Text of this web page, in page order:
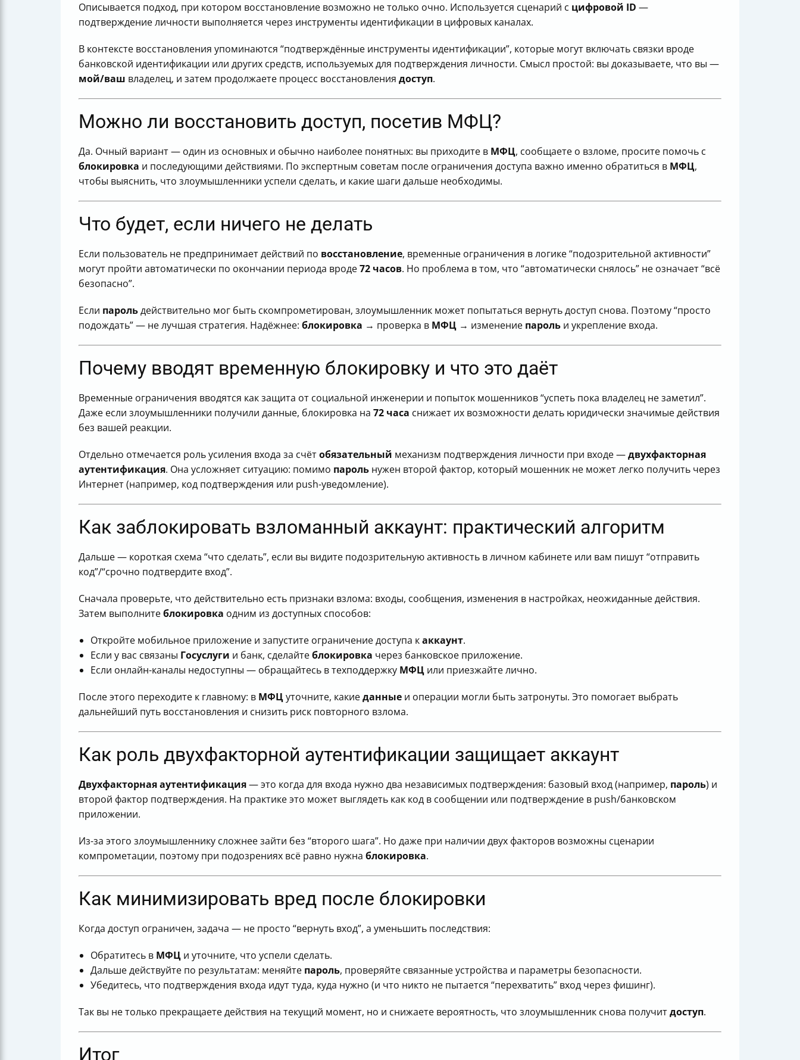
Описывается подход, при котором восстановление возможно не только очно. Используется сценарий с цифровой ID —
подтверждение личности выполняется через инструменты идентификации в цифровых каналах.
В контексте восстановления упоминаются “подтверждённые инструменты идентификации”, которые могут включать связки вроде
банковской идентификации или других средств, используемых для подтверждения личности. Смысл простой: вы доказываете, что вы —
мой/ваш владелец, и затем продолжаете процесс восстановления доступ.
Можно ли восстановить доступ, посетив МФЦ?
Да. Очный вариант — один из основных и обычно наиболее понятных: вы приходите в МФЦ, сообщаете о взломе, просите помочь с
блокировка и последующими действиями. По экспертным советам после ограничения доступа важно именно обратиться в МФЦ,
чтобы выяснить, что злоумышленники успели сделать, и какие шаги дальше необходимы.
Что будет, если ничего не делать
Если пользователь не предпринимает действий по восстановление, временные ограничения в логике “подозрительной активности”
могут пройти автоматически по окончании периода вроде72 часов. Но проблема в том, что “автоматически снялось” не означает “всё
безопасно”.
Если парольдействительно мог быть скомпрометирован, злоумышленник может попытаться вернуть доступ снова. Поэтому “просто
подождать” — не лучшая стратегия. Надёжнее: блокировка → проверка в МФЦ → изменение пароль и укрепление входа.
Почему вводят временную блокировку и что это даёт
Временные ограничения вводятся как защита от социальной инженерии и попыток мошенников “успеть пока владелец не заметил”.
Даже если злоумышленники получили данные, блокировка на 72 часа снижает их возможности делать юридически значимые действия
без вашей реакции.
Отдельно отмечается роль усиления входа за счётобязательный механизм подтверждения личности при входе —двухфакторная
аутентификация. Она усложняет ситуацию: помимо пароль нужен второй фактор, который мошенник не может легко получить через
Интернет (например, код подтверждения или push-уведомление).
Как заблокировать взломанный аккаунт: практический алгоритм
Дальше — короткая схема “что сделать”, если вы видите подозрительную активность в личном кабинете или вам пишут “отправить
код”/“срочно подтвердите вход”.
Сначала проверьте, что действительно есть признаки взлома: входы, сообщения, изменения в настройках, неожиданные действия.
Затем выполнитеблокировка одним из доступных способов:
Откройте мобильное приложение и запустите ограничение доступа каккаунт.
Если у вас связаны Госуслуги и банк, сделайтеблокировка через банковское приложение.
Если онлайн-каналы недоступны — обращайтесь в техподдержку МФЦ или приезжайте лично.
После этого переходите к главному: в МФЦуточните, какиеданные и операции могли быть затронуты. Это помогает выбрать
дальнейший путь восстановления и снизить риск повторного взлома.
Как роль двухфакторной аутентификации защищает аккаунт
Двухфакторная аутентификация— это когда для входа нужно два независимых подтверждения: базовый вход (например, пароль) и
второй фактор подтверждения. На практике это может выглядеть как код в сообщении или подтверждение в push/банковском
приложении.
Из-за этого злоумышленнику сложнее зайти без “второго шага”. Но даже при наличии двух факторов возможны сценарии
компрометации, поэтому при подозрениях всё равно нужна блокировка.
Как минимизировать вред после блокировки
Когда доступ ограничен, задача — не просто “вернуть вход”, а уменьшить последствия:
Обратитесь в МФЦ и уточните, что успели сделать.
Дальше действуйте по результатам: меняйте пароль, проверяйте связанные устройства и параметры безопасности.
Убедитесь, что подтверждения входа идут туда, куда нужно (и что никто не пытается “перехватить” вход через фишинг).
Так вы не только прекращаете действия на текущий момент, но и снижаете вероятность, что злоумышленник снова получитдоступ.
Итог